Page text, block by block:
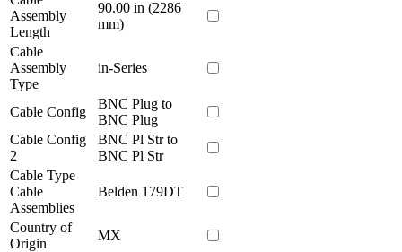
Assembly
Length
90.00 in (2286
mm)
Cable
Assembly
Type
in-Series
Cable Config
BNC Plug to
BNC Plug
Cable Config
2
BNC Pl Str to
BNC Pl Str
Cable Type
Cable
Assemblies
Belden 179DT
Country of
Origin
MX